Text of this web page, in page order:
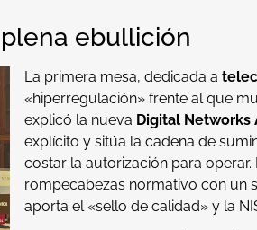
ebullición
La primera mesa, dedicada a
«hiperregulación» frente al que
explicó la nueva Digital Networks
explícito y sitúa la cadena de
costar la autorización para operar.
rompecabezas normativo con un
aporta el «sello de calidad» y la